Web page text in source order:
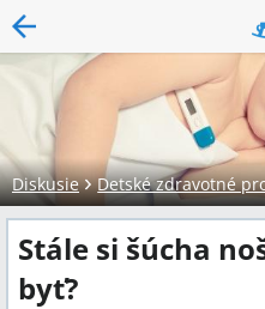
Diskusie Detské zdravotné
Stále si šúcha
byť?